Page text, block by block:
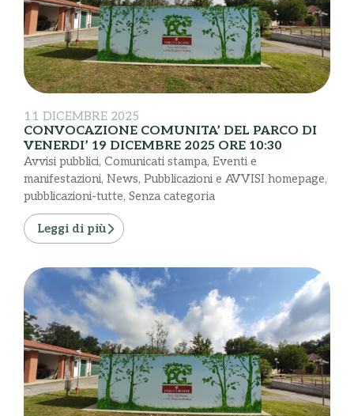
11 DICEMBRE 2025
CONVOCAZIONE COMUNITA’ DEL PARCO DI
VENERDI’ 19 DICEMBRE 2025 ORE 10:30
Avvisi pubblici, Comunicati stampa, Eventi e
manifestazioni, News, Pubblicazioni e AVVISI homepage,
pubblicazioni-tutte, Senza categoria
Leggi di più